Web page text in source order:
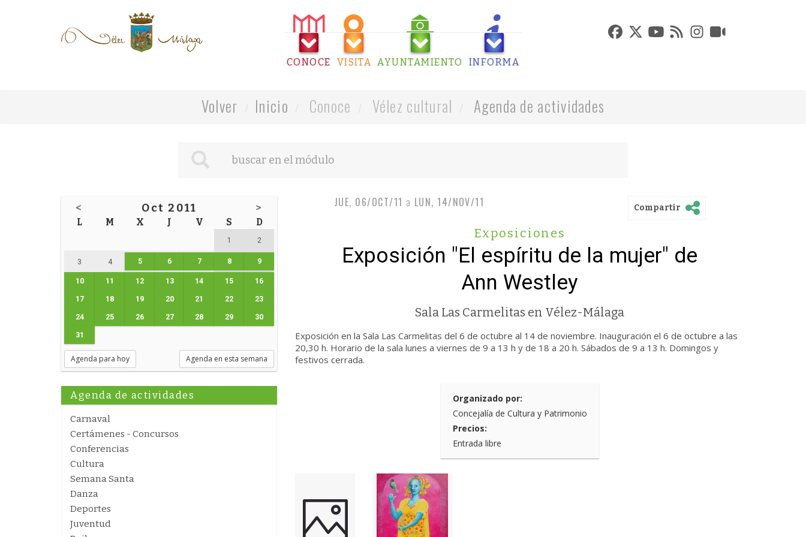
CONOCE VISITA AYUNTAMIENTO INFORMA
Volver Inicio Conoce Vélez cultural Agenda de actividades
< Oct 2011 >
L M X J V S D
1 2
3 4 5 6 7 8 9
10 11 12 13 14 15 16
17 18 19 20 21 22 23
24 25 26 27 28 29 30
31
Agenda para hoy Agenda en esta semana
Agenda de actividades
Carnaval
Certámenes - Concursos
Conferencias
Cultura
Semana Santa
Danza
Deportes
Juventud
JUE, 06/OCT/11 a LUN, 14/NOV/11 Compartir
Exposiciones
Exposición "El espíritu de la mujer" de
Ann Westley
Sala Las Carmelitas en Vélez-Málaga
Exposición en la Sala Las Carmelitas del 6 de octubre al 14 de noviembre. Inauguración el 6 de octubre a las
20,30 h. Horario de la sala lunes a viernes de 9 a 13 h y de 18 a 20 h. Sábados de 9 a 13 h. Domingos y
festivos cerrada.
Organizado por:
Concejalía de Cultura y Patrimonio
Precios:
Entrada libre